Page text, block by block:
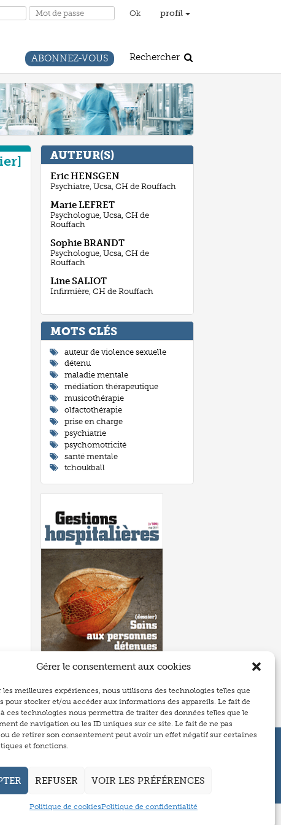
Gérer le consentement aux cookies
meilleures expériences, nous utilisons des technologies telles que
pour stocker et/ou accéder aux informations des appareils. Le fait de
ces technologies nous permettra de traiter des données telles que le
de navigation ou les ID uniques sur ce site. Le fait de ne pas
de retirer son consentement peut avoir un effet négatif sur certaines
et fonctions.
REFUSER VOIR LES PRÉFÉRENCES
Politique de cookiesPolitique de confidentialité
profil
ABONNEZ-VOUS Rechercher
AUTEUR(S)
EricHENSGEN
Psychiatre, Ucsa, CH de Rouffach
MarieLEFRET
Psychologue, Ucsa, CH de
Rouffach
SophieBRANDT
Psychologue, Ucsa, CH de
Rouffach
LineSALIOT
Infirmière, CH de Rouffach
MOTS CLÉ
auteur de violence sexuelle
détenu
maladie mentale
médiation thérapeutique
musicothérapie
olfactothérapie
prise en charge
psychiatrie
psychomotricité
santé mentale
tchoukball
Tweetez